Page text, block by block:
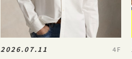
2026.07.11 4F